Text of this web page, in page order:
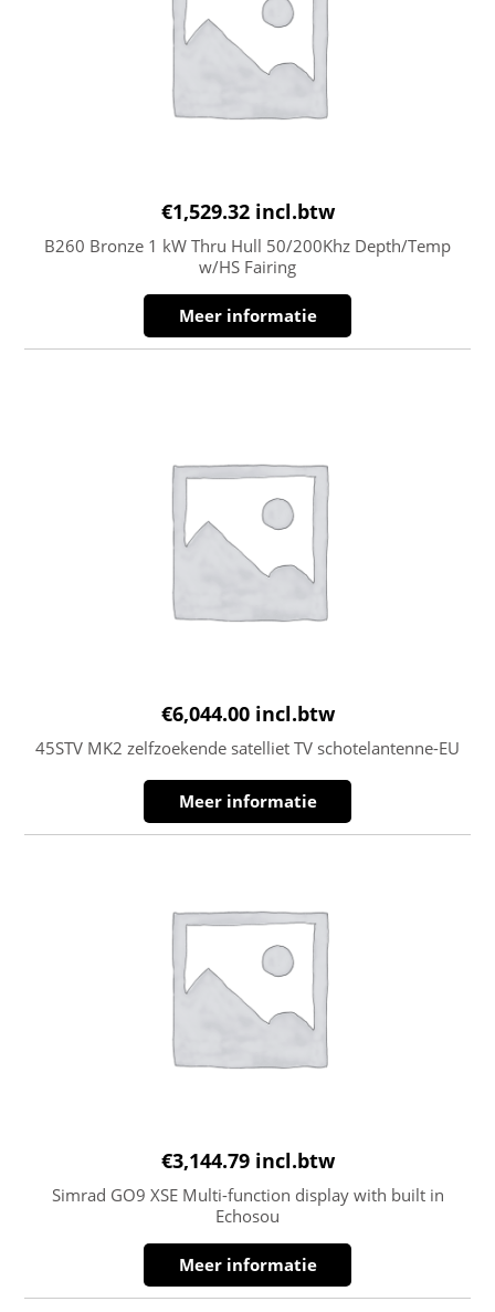
€1,529.32 incl.btw
B260 Bronze 1 kW Thru Hull 50/200Khz Depth/Temp
w/HS Fairing
Meer informatie
€6,044.00 incl.btw
45STV MK2 zelfzoekende satelliet TV schotelantenne-EU
Meer informatie
€3,144.79 incl.btw
Simrad GO9 XSE Multi-function display with built in
Echosou
Meer informatie